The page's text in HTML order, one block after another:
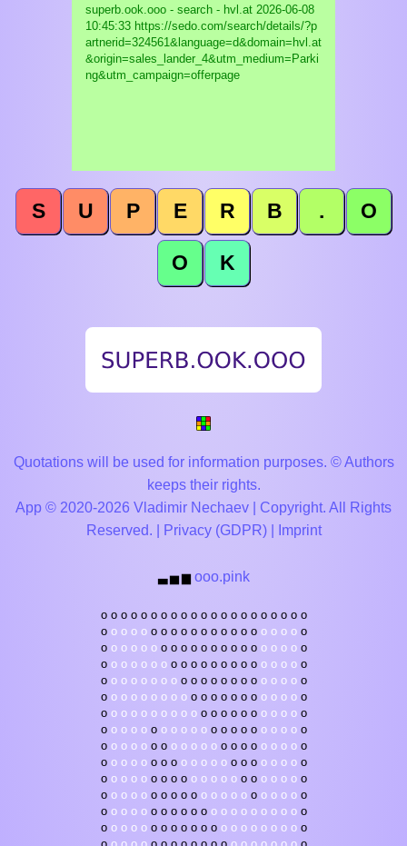
superb.ook.ooo - search - hvl.at 2026-06-08
10:45:33 https://sedo.com/search/details/?p
artnerid=324561&language=d&domain=hvl.at
&origin=sales_lander_4&utm_medium=Parki
ng&utm_campaign=offerpage
S U P E R B . O
O K
Quotations will be used for information purposes. © Authors
keeps their rights.
App © 2020-2026 Vladimir Nechaev | Copyright. All Rights
Reserved. |
Privacy (GDPR)| Imprint
▃ ▅ ▆ ooo.pink
o o o o o o o o o o o o o o o o o o o o o
o o o o o o o o o o o o o o o o o o o o o
o o o o o o o o o o o o o o o o o o o o o
o o o o o o o o o o o o o o o o o o o o o
o o o o o o o o o o o o o o o o o o o o o
o o o o o o o o o o o o o o o o o o o o o
o o o o o o o o o o o o o o o o o o o o o
o o o o o o o o o o o o o o o o o o o o o
o o o o o o o o o o o o o o o o o o o o o
o o o o o o o o o o o o o o o o o o o o o
o o o o o o o o o o o o o o o o o o o o o
o o o o o o o o o o o o o o o o o o o o o
o o o o o o o o o o o o o o o o o o o o o
o o o o o o o o o o o o o o o o o o o o o